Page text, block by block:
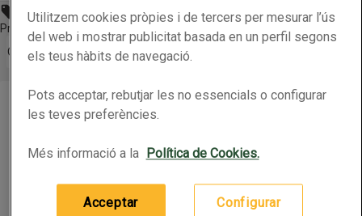
Botó del menú principal
Abans 3,99€
Preu rebaixat. Vàlid fins 13/07/2026
Obre-ho per veure una llista de les opcions d'ordenació
Ordena
Productes en oferta
VILEDA Baieta de pal de microfibraVILEDA Baieta de pal de microfibra
(4,19 € per article)
4,19 €
Afegeix
Utilitzem cookies pròpies i de tercers per mesurar l’ús
del web i mostrar publicitat basada en un perfil segons
els teus hàbits de navegació.
Pots acceptar, rebutjar les no essencials o configurar
les teves preferències.
Més informació a la Política de Cookies.
Configurar
Acceptar